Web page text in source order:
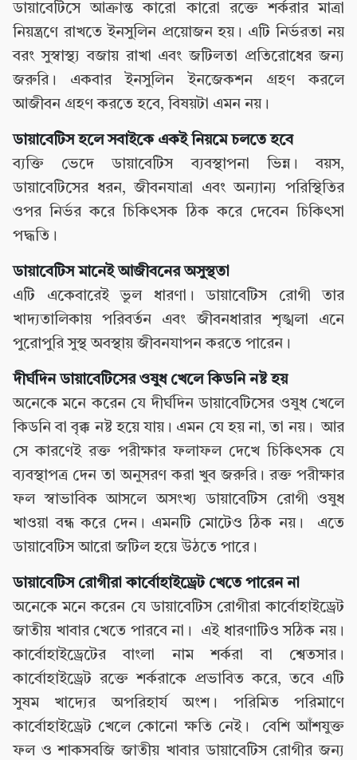
ডায়াবেটিসে আক্রান্ত কারো কারো রক্তে শর্করার মাত্রা
নিয়ন্ত্রণে রাখতে ইনসুলিন প্রয়োজন হয়। এটি নির্ভরতা নয়
বরং সুস্বাস্থ্য বজায় রাখা এবং জটিলতা প্রতিরোধের জন্য
জরুরি। একবার ইনসুলিন ইনজেকশন গ্রহণ করলে
আজীবন গ্রহণ করতে হবে, বিষয়টা এমন নয়।
ডায়াবেটিস হলে সবাইকে একই নিয়মে চলতে হবে
ব্যক্তি ভেদে ডায়াবেটিস ব্যবস্থাপনা ভিন্ন। বয়স,
ডায়াবেটিসের ধরন, জীবনযাত্রা এবং অন্যান্য পরিস্থিতির
ওপর নির্ভর করে চিকিৎসক ঠিক করে দেবেন চিকিৎসা
পদ্ধতি।
ডায়াবেটিস মানেই আজীবনের অসুস্থতা
এটি একেবারেই ভুল ধারণা। ডায়াবেটিস রোগী তার
খাদ্যতালিকায় পরিবর্তন এবং জীবনধারার শৃঙ্খলা এনে
পুরোপুরি সুস্থ অবস্থায় জীবনযাপন করতে পারেন।
দীর্ঘদিন ডায়াবেটিসের ওষুধ খেলে কিডনি নষ্ট হয়
অনেকে মনে করেন যে দীর্ঘদিন ডায়াবেটিসের ‍ওষুধ খেলে
কিডনি বা বৃক্ক নষ্ট হয়ে যায়। এমন যে হয় না, তা নয়। আর
সে কারণেই রক্ত পরীক্ষার ফলাফল দেখে চিকিৎসক যে
ব্যবস্থাপত্র দেন তা অনুসরণ করা খুব জরুরি। রক্ত পরীক্ষার
ফল স্বাভাবিক আসলে অসংখ্য ডায়াবেটিস রোগী ওষুধ
খাওয়া বন্ধ করে দেন। এমনটি মোটেও ঠিক নয়। এতে
ডায়াবেটিস আরো জটিল হয়ে উঠতে পারে।
ডায়াবেটিস রোগীরা কার্বোহাইড্রেট খেতে পারেন না
অনেকে মনে করেন যে ডায়াবেটিস রোগীরা কার্বোহাইড্রেট
জাতীয় খাবার খেতে পারবে না। এই ধারণাটিও সঠিক নয়।
কার্বোহাইড্রেটের বাংলা নাম শর্করা বা শ্বেতসার।
কার্বোহাইড্রেট রক্তে শর্করাকে প্রভাবিত করে, তবে এটি
সুষম খাদ্যের অপরিহার্য অংশ। পরিমিত পরিমাণে
কার্বোহাইড্রেট খেলে কোনো ক্ষতি নেই। বেশি আঁশযুক্ত
ফল ও শাকসবজি জাতীয় খাবার ডায়াবেটিস রোগীর জন্য